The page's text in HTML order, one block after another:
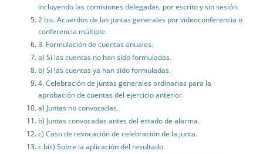
incluyendo las comisiones delegadas, por escrito y sin sesión.
2 bis. Acuerdos de las juntas generales por videoconferencia o
conferencia múltiple.
3. Formulación de cuentas anuales.
a) Si las cuentas no han sido formuladas.
b) Si las cuentas ya han sido formuladas.
4. Celebración de juntas generales ordinarias para la
aprobación de cuentas del ejercicio anterior.
a) Juntas no convocadas.
b) Juntas convocadas antes del estado de alarma.
c) Caso de revocación de celebración de la junta.
c bis) Sobre la aplicación del resultado.